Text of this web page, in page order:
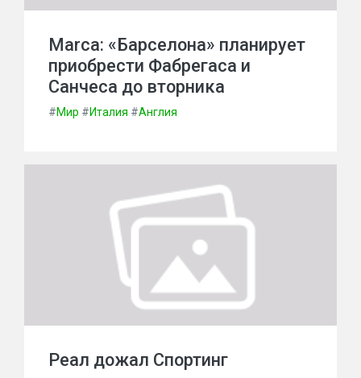
Marca: «Барселона» планирует
приобрести Фабрегаса и
Санчеса до вторника
#Мир #Италия #Англия
Реал дожал Спортинг